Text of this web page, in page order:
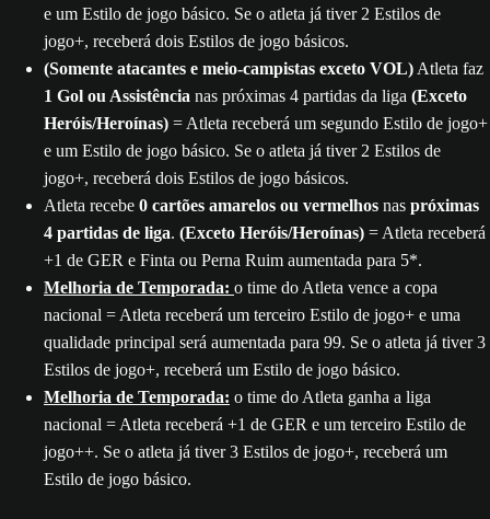
e um Estilo de jogo básico. Se o atleta já tiver 2 Estilos de
jogo+, receberá dois Estilos de jogo básicos.
(Somente atacantes e meio-campistas exceto VOL) Atleta faz
1 Gol ou Assistência nas próximas 4 partidas da liga (Exceto
Heróis/Heroínas) = Atleta receberá um segundo Estilo de jogo+
e um Estilo de jogo básico. Se o atleta já tiver 2 Estilos de
jogo+, receberá dois Estilos de jogo básicos.
Atleta recebe 0 cartões amarelos ou vermelhos nas próximas
4 partidas de liga. (Exceto Heróis/Heroínas) = Atleta receberá
+1 de GER e Finta ou Perna Ruim aumentada para 5*.
Melhoria de Temporada: o time do Atleta vence a copa
nacional = Atleta receberá um terceiro Estilo de jogo+ e uma
qualidade principal será aumentada para 99. Se o atleta já tiver 3
Estilos de jogo+, receberá um Estilo de jogo básico.
Melhoria de Temporada: o time do Atleta ganha a liga
nacional = Atleta receberá +1 de GER e um terceiro Estilo de
jogo++. Se o atleta já tiver 3 Estilos de jogo+, receberá um
Estilo de jogo básico.